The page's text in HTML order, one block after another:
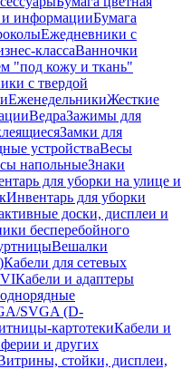
и информацииБумага
Ежедневники с
классаВанночки
"под кожу и ткань"
с твердой
ЕженедельникиЖесткие
ВедраЗажимы для
Замки для
устройстваВесы
напольныеЗнаки
для уборки на улице и
Инвентарь для уборки
доски, дисплеи и
бесперебойного
Вешалки
Кабели для сетевых
Кабели и адаптеры
SVGA (D-
картотекиКабели и
и других
стойки, дисплеи,